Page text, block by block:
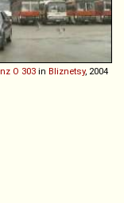
O 303 in Bliznetsy, 2004